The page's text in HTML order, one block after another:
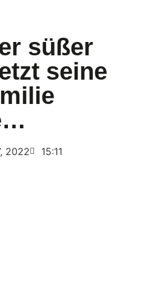
süßer
seine
2022 15:11